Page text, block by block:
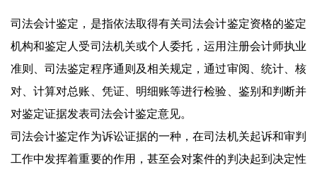
司法会计鉴定，是指依法取得有关司法会计鉴定资格的鉴定
机构和鉴定人受司法机关或个人委托，运用注册会计师执业
准则、司法鉴定程序通则及相关规定，通过审阅、统计、核
对、计算对总账、凭证、明细账等进行检验、鉴别和判断并
对鉴定证据发表司法会计鉴定意见。
司法会计鉴定作为诉讼证据的一种，在司法机关起诉和审判
工作中发挥着重要的作用，甚至会对案件的判决起到决定性